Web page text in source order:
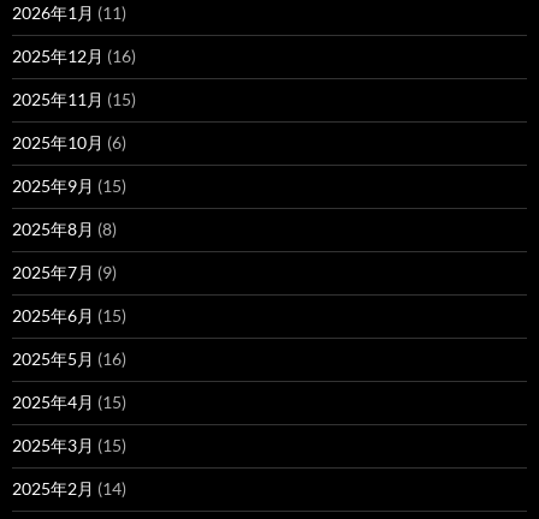
2026年1月 (11)
2025年12月 (16)
2025年11月 (15)
2025年10月 (6)
2025年9月 (15)
2025年8月 (8)
2025年7月 (9)
2025年6月 (15)
2025年5月 (16)
2025年4月 (15)
2025年3月 (15)
2025年2月 (14)